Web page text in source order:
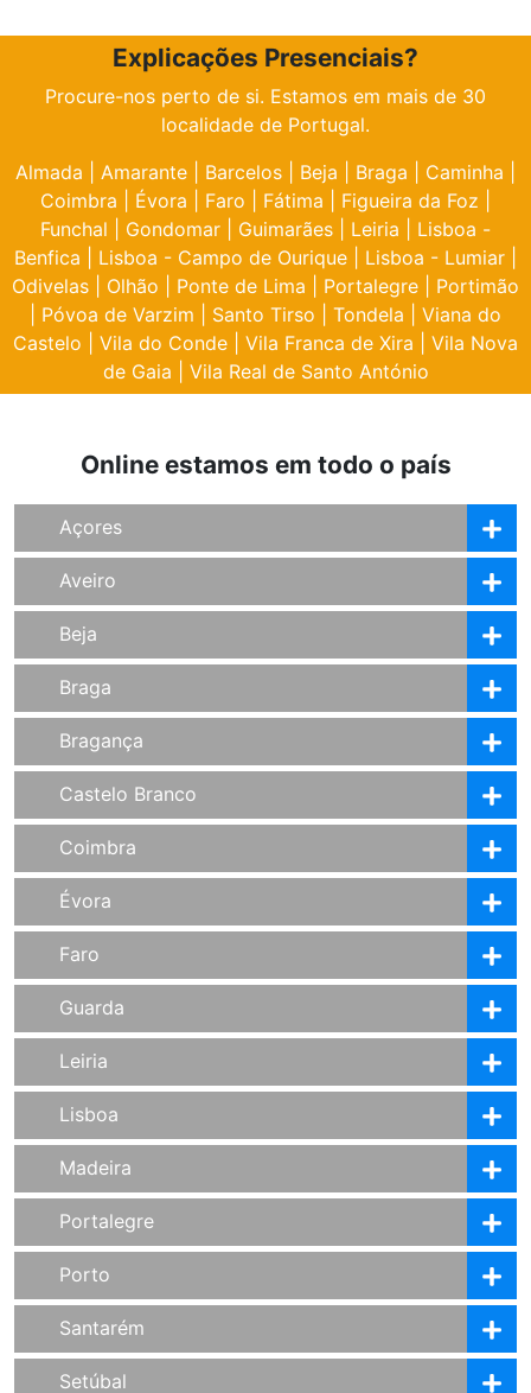
Explicações Presenciais?
Procure-nos perto de si. Estamos em mais de 30
localidade de Portugal.
Almada
Amarante Barcelos Beja Braga Caminha
Coimbra
Évora Faro Fátima Figueira da Foz
Funchal
Gondomar Guimarães Leiria
Lisboa -
Benfica
Lisboa - Campo de Ourique Lisboa - Lumiar
Odivelas
Olhão Ponte de Lima Portalegre
Portimão
Póvoa de Varzim Santo Tirso Tondela
Viana do
Castelo
Vila do Conde Vila Franca de Xira
Vila Nova
de Gaia
Vila Real de Santo António
Online estamos em todo o país
Açores
Aveiro
Beja
Braga
Bragança
Castelo Branco
Coimbra
Évora
Faro
Guarda
Leiria
Lisboa
Madeira
Portalegre
Porto
Santarém
Setúbal